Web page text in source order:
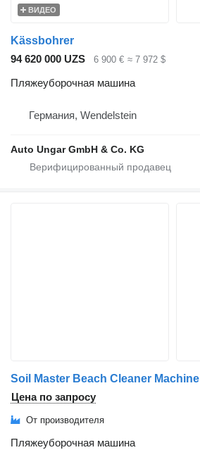
ВИДЕО
Kässbohrer
94 620 000 UZS
6 900 € ≈ 7 972 $
Пляжеуборочная машина
Германия, Wendelstein
Auto Ungar GmbH & Co. KG
Soil Master Beach Cleaner Machine
Цена по запросу
От производителя
Пляжеуборочная машина